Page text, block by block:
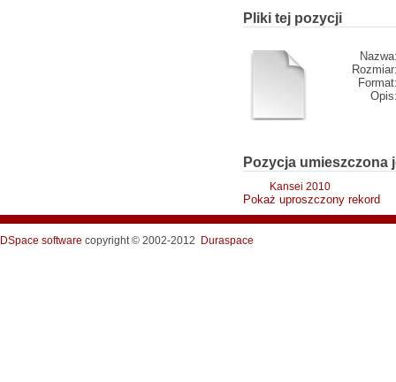
Pliki tej pozycji
Pozycja
Kansei 2010
Pokaż uproszczony rekord
DSpace software copyright © 2002-2012 Duraspace